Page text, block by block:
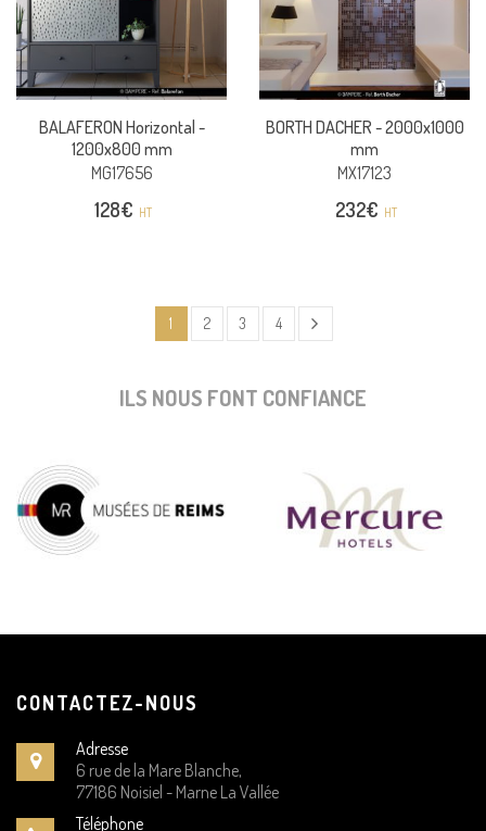
BALAFERON Horizontal -
1200x800 mm
MG17656
128€ HT
BORTH DACHER -2000x1000
mm
MX17123
232€ HT
1 2 3 4
ILS NOUS FONT CONFIANCE
CONTACTEZ-NOUS
Adresse
6 rue de la Mare Blanche,
77186 Noisiel - Marne La Vallée
Téléphone